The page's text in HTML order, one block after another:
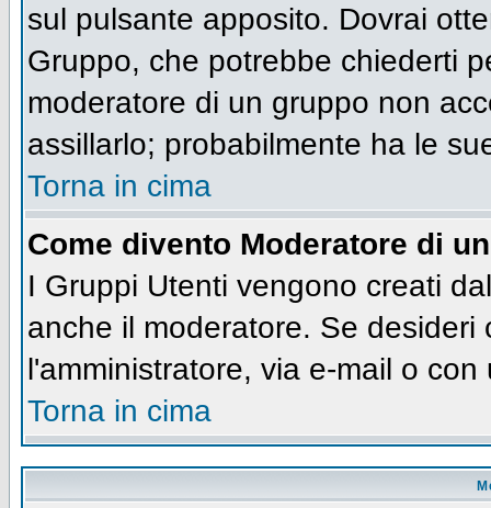
sul pulsante apposito. Dovrai
Gruppo, che potrebbe chiederti
moderatore di un gruppo non
assillarlo; probabilmente ha le
Torna in cima
Come divento Moderatore di
I Gruppi Utenti vengono creati
anche il moderatore. Se
l'amministratore, via e-mail o
Torna in cima